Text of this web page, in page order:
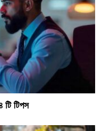
টি টিপস